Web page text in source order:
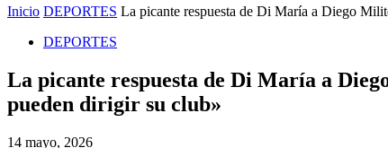
Inicio DEPORTES La picante respuesta de Di María a Diego
DEPORTES
La picante respuesta de Di María a
pueden dirigir su club»
14 mayo, 2026